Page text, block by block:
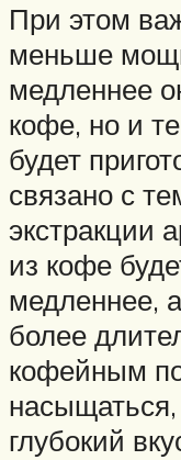
При этом
меньше
медленнее
кофе, но и
будет
связано с
экстракции
из кофе
медленнее,
более
кофейным
глубокий